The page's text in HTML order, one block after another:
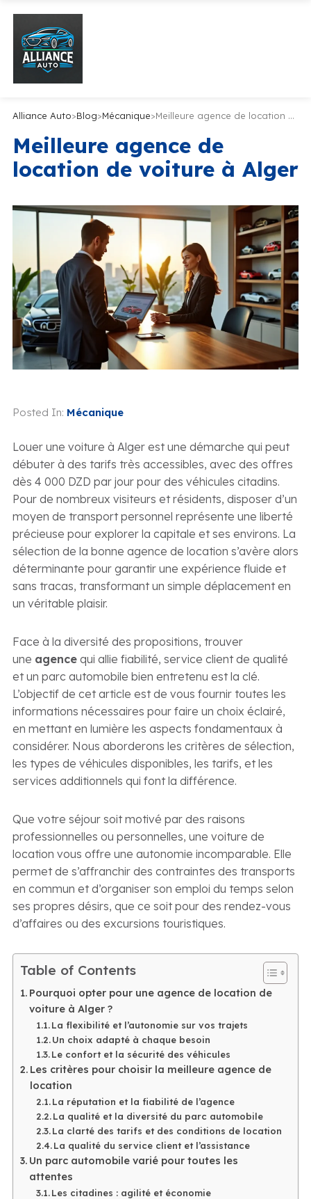
Alliance Auto>Blog>Mécanique> Meilleure agence de location de voiture à Alger
Meilleure agence de
location de voiture à Alger
Posted In: Mécanique
Louer une voiture à Alger est une démarche qui peut
débuter à des tarifs très accessibles, avec des offres
dès 4 000 DZD par jour pour des véhicules citadins.
Pour de nombreux visiteurs et résidents, disposer d’un
moyen de transport personnel représente une liberté
précieuse pour explorer la capitale et ses environs. La
sélection de la bonne agence de location s’avère alors
déterminante pour garantir une expérience fluide et
sans tracas, transformant un simple déplacement en
un véritable plaisir.
Face à la diversité des propositions, trouver
une agencequi allie fiabilité, service client de qualité
et un parc automobile bien entretenu est la clé.
L’objectif de cet article est de vous fournir toutes les
informations nécessaires pour faire un choix éclairé,
en mettant en lumière les aspects fondamentaux à
considérer. Nous aborderons les critères de sélection,
les types de véhicules disponibles, les tarifs, et les
services additionnels qui font la différence.
Que votre séjour soit motivé par des raisons
professionnelles ou personnelles, une voiture de
location vous offre une autonomie incomparable. Elle
permet de s’affranchir des contraintes des transports
en commun et d’organiser son emploi du temps selon
ses propres désirs, que ce soit pour des rendez-vous
d’affaires ou des excursions touristiques.
Table of Contents
Pourquoi opter pour une agence de location de
voiture à Alger ?
La flexibilité et l’autonomie sur vos trajets
Un choix adapté à chaque besoin
Le confort et la sécurité des véhicules
Les critères pour choisir la meilleure agence de
location
La réputation et la fiabilité de l’agence
La qualité et la diversité du parc automobile
La clarté des tarifs et des conditions de location
La qualité du service client et l’assistance
Un parc automobile varié pour toutes les
attentes
Les citadines : agilité et économie